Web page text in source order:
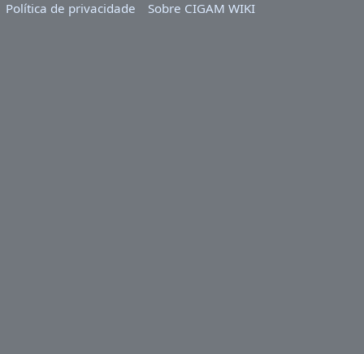
Política de privacidade
Sobre CIGAM WIKI